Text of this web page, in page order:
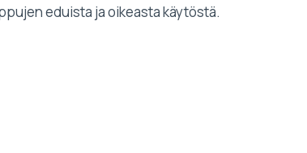
eduista ja oikeasta käytöstä.